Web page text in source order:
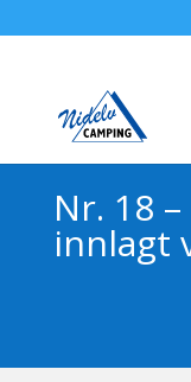
Nr. 18
innlagt